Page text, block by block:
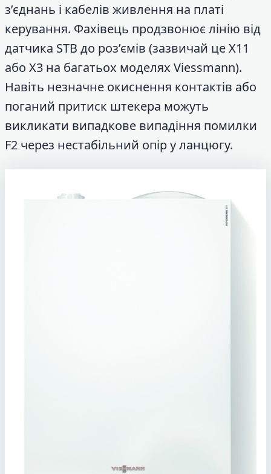
з’єднань і кабелів живлення на платі
керування. Фахівець продзвонює лінію від
датчика STB до роз’ємів (зазвичай це X11
або X3 на багатьох моделях Viessmann).
Навіть незначне окиснення контактів або
поганий притиск штекера можуть
викликати випадкове випадіння помилки
F2 через нестабільний опір у ланцюгу.